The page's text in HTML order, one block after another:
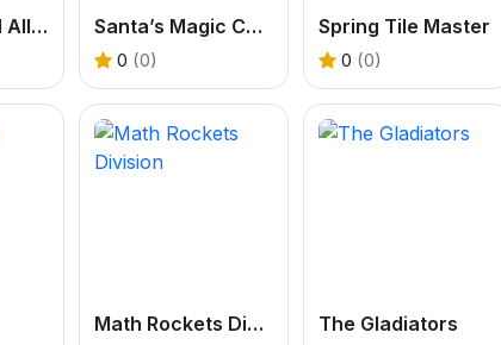
Fillwords: Find All the Words Santa’s Magic Christmas
0 (0)
Spring Tile Master
0 (0)
Math Rockets Division The Gladiators